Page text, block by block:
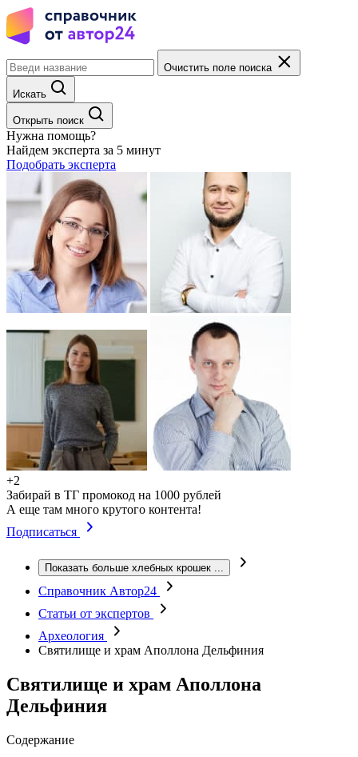
Очистить поле поиска
Искать
Открыть поиск
Нужна помощь?
Найдем эксперта за 5 минут
Подобрать эксперта
+2
Забирай в ТГ промокод на 1000 рублей
А еще там много крутого контента!
Подписаться
Показать больше хлебных крошек ...
Справочник Автор24
Статьи от экспертов
Археология
Святилище и храм Аполлона Дельфиния
Святилище и храм Аполлона
Дельфиния
Содержание